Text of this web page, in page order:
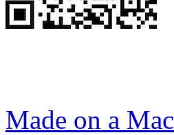
Made on a Mac